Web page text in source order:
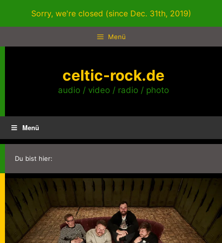
Sorry, we're closed (since Dec. 31th, 2019)
Menü
celtic-rock.de
audio / video / radio / photo
Menü
Du bist hier: